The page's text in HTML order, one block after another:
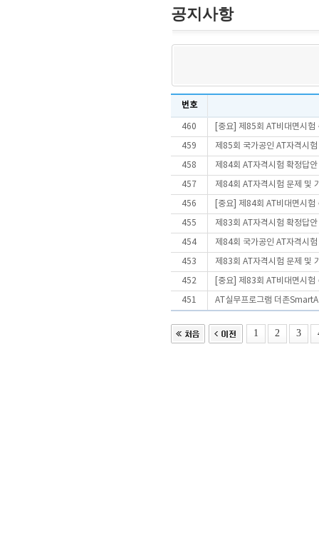
공지사항
번호
460 [중요] 제85회 AT비대면시험
459 제85회 국가공인 AT자격시
458 제84회 AT자격시험 확정답
457 제84회 AT자격시험 문제 및
456 [중요] 제84회 AT비대면시험
455 제83회 AT자격시험 확정답
454 제84회 국가공인 AT자격시
453 제83회 AT자격시험 문제 및
452 [중요] 제83회 AT비대면시험
451 AT실무프로그램 더존
1 2 3